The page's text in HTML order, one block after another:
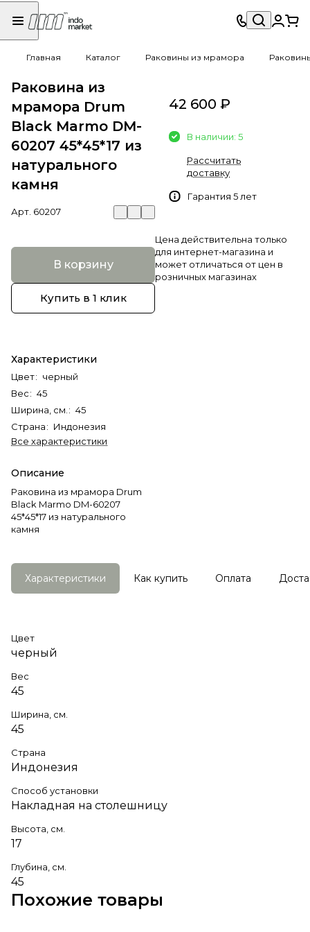
Главная Каталог Раковины из мрамора
Раковина из
мрамора Drum
Black Marmo DM-
60207 45*45*17 из
натурального
камня
Арт. 60207
В корзину
Купить в 1 клик
Характеристики
Цвет: черный
Вес: 45
Ширина, см. : 45
Страна: Индонезия
Все характеристики
Описание
Раковина из мрамора Drum
Black Marmo DM-60207
45*45*17 из натурального
камня
42 600 ₽
В наличии: 5
Рассчитать
доставку
Гарантия 5 лет
Цена действительна только
для интернет-магазина и
может отличаться от цен в
розничных магазинах
Характеристики Как купить Оплата
Цвет
черный
Вес
45
Ширина, см.
45
Страна
Индонезия
Способ установки
Накладная на столешницу
Высота, см.
17
Глубина, см.
45
Похожие товары